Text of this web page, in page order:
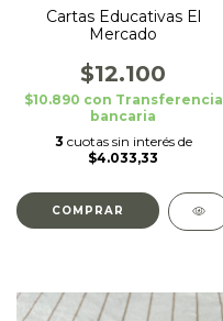
Cartas Educativas El
Mercado
$12.100
$10.890 con Transferencia
bancaria
3 cuotas sin interés de
$4.033,33